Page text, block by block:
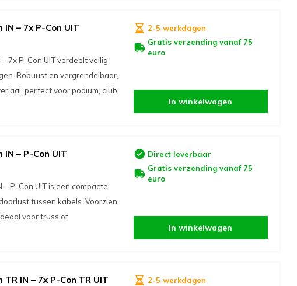
– 7x P-Con UIT
7x P-Con UIT verdeelt veilig
Robuust en vergrendelbaar,
perfect voor podium, club,
2-5 werkdagen
Gratis verzending vanaf 75
euro
In winkelwagen
IN – P-Con UIT
P-Con UIT is een compacte
tussen kabels. Voorzien
voor truss of
Direct leverbaar
Gratis verzending vanaf 75
euro
In winkelwagen
IN – 7x P-Con TR UIT
2-5 werkdagen